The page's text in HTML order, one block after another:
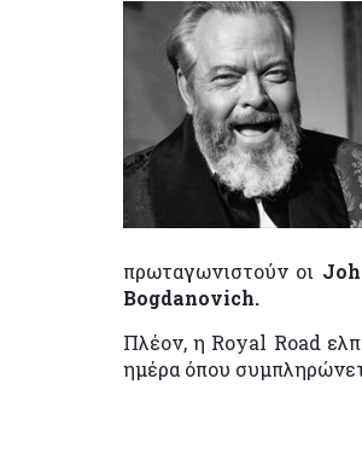
πρωταγωνιστούν οι
Bogdanovich.
Πλέον, η Royal Road
ημέρα όπου